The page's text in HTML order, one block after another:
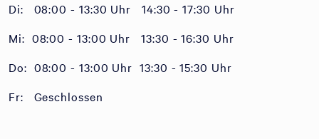
Di: 08:00 - 13:30 Uhr 14:30 - 17:30 Uhr
Mi: 08:00 - 13:00 Uhr 13:30 - 16:30 Uhr
Do: 08:00 - 13:00 Uhr 13:30 - 15:30 Uhr
Fr: Geschlossen